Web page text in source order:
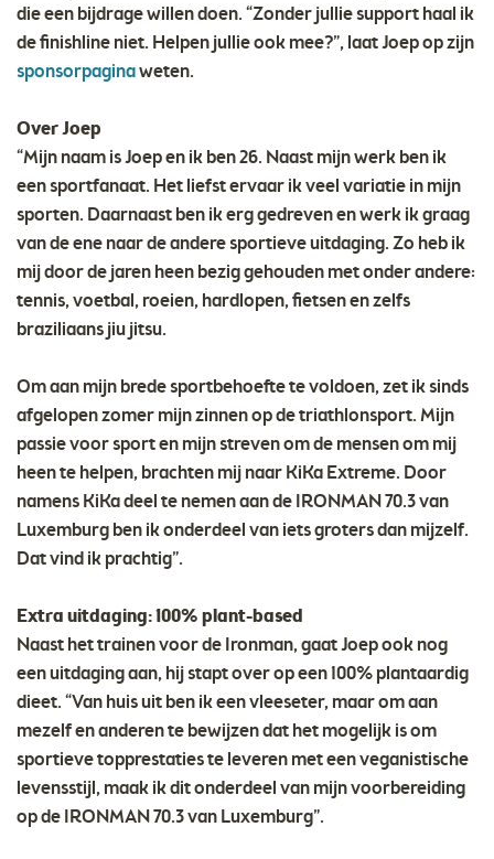
die een bijdrage willen doen. “Zonder jullie support haal ik
de finishline niet. Helpen jullie ook mee?”, laat Joep op zijn
sponsorpaginaweten.
Over Joep
“Mijn naam is Joep en ik ben 26. Naast mijn werk ben ik
een sportfanaat. Het liefst ervaar ik veel variatie in mijn
sporten. Daarnaast ben ik erg gedreven en werk ik graag
van de ene naar de andere sportieve uitdaging. Zo heb ik
mij door de jaren heen bezig gehouden met onder andere:
tennis, voetbal, roeien, hardlopen, fietsen en zelfs
braziliaans jiu jitsu.
Om aan mijn brede sportbehoefte te voldoen, zet ik sinds
afgelopen zomer mijn zinnen op de triathlonsport. Mijn
passie voor sport en mijn streven om de mensen om mij
heen te helpen, brachten mij naar KiKa Extreme. Door
namens KiKa deel te nemen aan de IRONMAN 70.3 van
Luxemburg ben ik onderdeel van iets groters dan mijzelf.
Dat vind ik prachtig”.
Extra uitdaging: 100% plant-based
Naast het trainen voor de Ironman, gaat Joep ook nog
een uitdaging aan, hij stapt over op een 100% plantaardig
dieet. “Van huis uit ben ik een vleeseter, maar om aan
mezelf en anderen te bewijzen dat het mogelijk is om
sportieve topprestaties te leveren met een veganistische
levensstijl, maak ik dit onderdeel van mijn voorbereiding
op de IRONMAN 70.3 van Luxemburg”.